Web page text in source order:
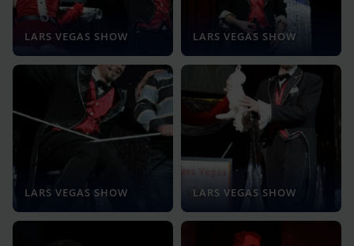
LARS VEGAS SHOW LARS VEGAS SHOW
LARS VEGAS SHOW LARS VEGAS SHOW